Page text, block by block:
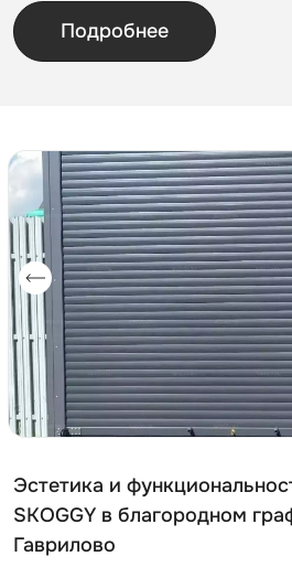
Подробнее
Эстетика и
SKOGGY в благородном
Гаврилово